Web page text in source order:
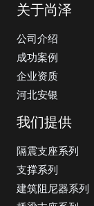
关于尚泽
公司介绍
成功案例
企业资质
河北安银
我们提供
隔震支座系列
支撑系列
建筑阻尼器系列